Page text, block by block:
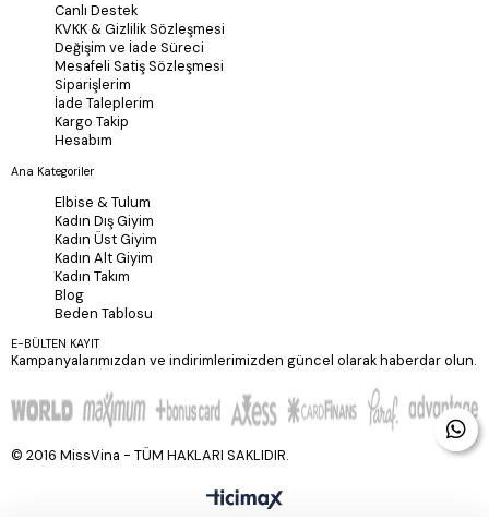
Canlı Destek
KVKK & Gizlilik Sözleşmesi
Değişim ve İade Süreci
Mesafeli Satiş Sözleşmesi
Siparişlerim
İade Taleplerim
Kargo Takip
Hesabım
Ana Kategoriler
Elbise & Tulum
Kadın Dış Giyim
Kadın Üst Giyim
Kadın Alt Giyim
Kadın Takım
Blog
Beden Tablosu
E-BÜLTEN KAYIT
Kampanyalarımızdan ve indirimlerimizden güncel olarak haberdar olun.
© 2016 MissVina - TÜM HAKLARI SAKLIDIR.